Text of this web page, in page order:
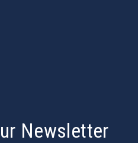
Newsletter